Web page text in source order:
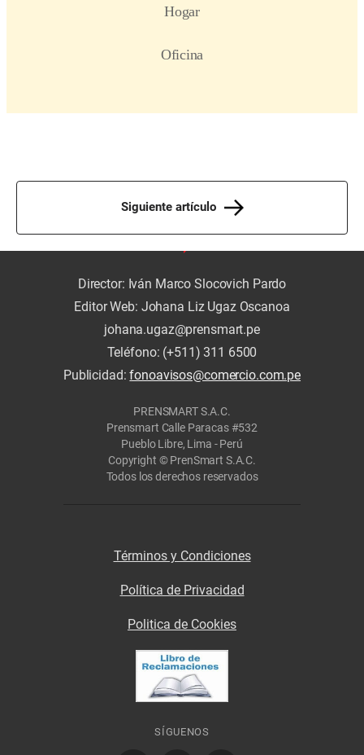
Siguiente artículo
Director: Iván Marco Slocovich Pardo
Editor Web: Johana Liz Ugaz Oscanoa
johana.ugaz@prensmart.pe
Teléfono: (+511) 311 6500
Publicidad:fonoavisos@comercio.com.pe
PRENSMART S.A.C.
Prensmart Calle Paracas #532
Pueblo Libre, Lima - Perú
Copyright © PrenSmart S.A.C.
Todos los derechos reservados
Términos y Condiciones
Política de Privacidad
Politica de Cookies
SÍGUENOS